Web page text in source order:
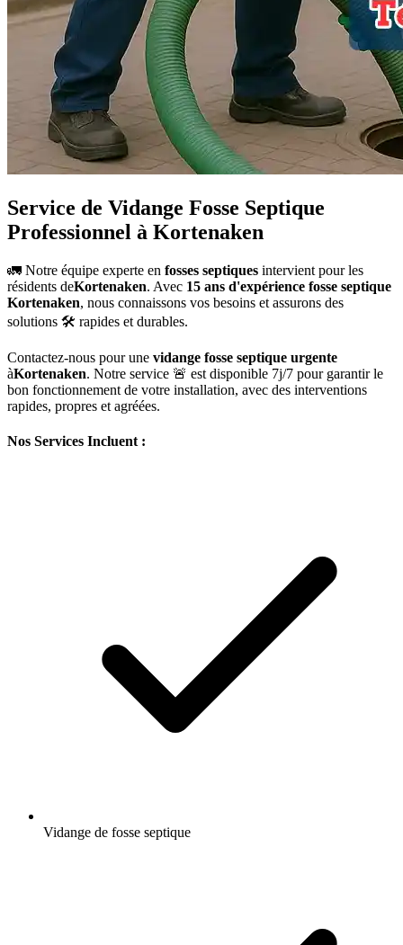
Service de Vidange Fosse Septique
Professionnel à Kortenaken
🚛 Notre équipe experte en fosses septiques intervient pour les
résidents deKortenaken. Avec 15 ans d'expérience fosse septique
Kortenaken, nous connaissons vos besoins et assurons des
solutions 🛠️ rapides et durables.
Contactez-nous pour une vidange fosse septique urgente
àKortenaken. Notre service 🚨 est disponible 7j/7 pour garantir le
bon fonctionnement de votre installation, avec des interventions
rapides, propres et agréées.
Nos Services Incluent :
Vidange de fosse septique